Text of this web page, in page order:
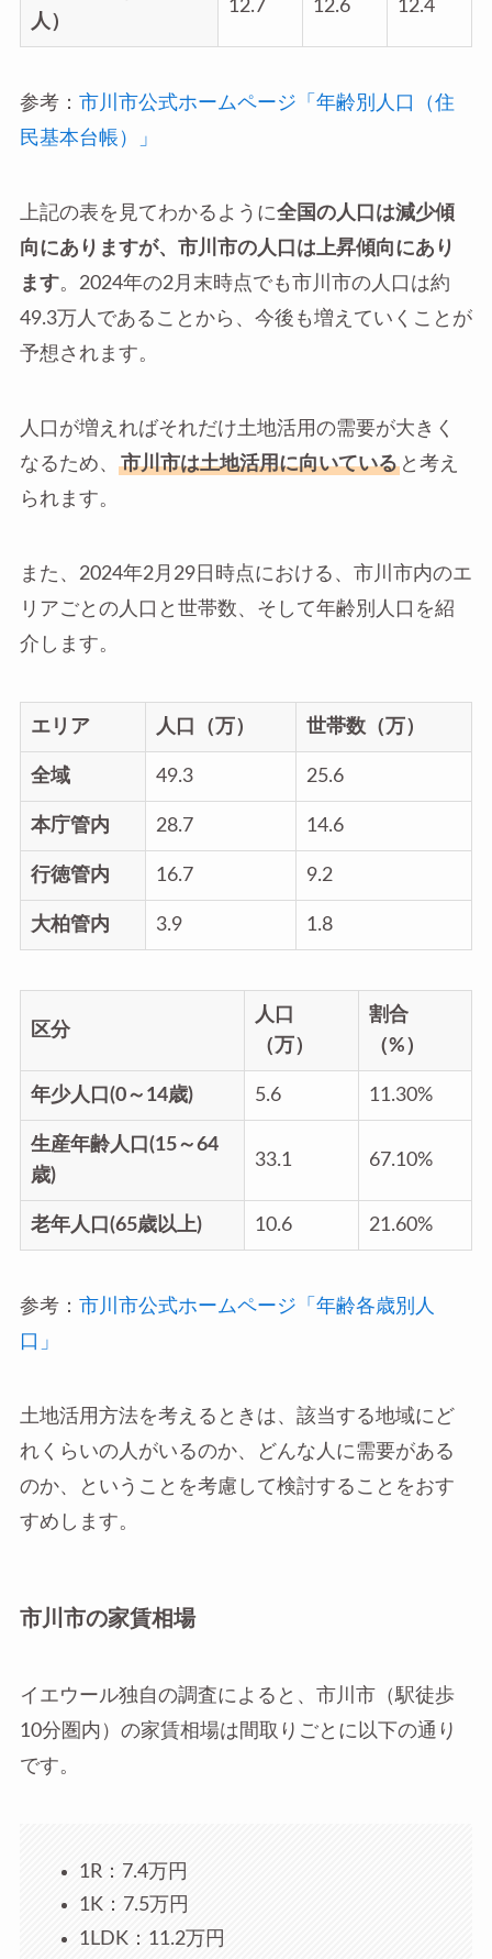
人）
12.7 12.6 12.4
参考： 市川市公式ホームページ「年齢別人口（住
民基本台帳）」
上記の表を見てわかるように全国の人口は減少傾
向にありますが、市川市の人口は上昇傾向にあり
ます。2024年の2月末時点でも市川市の人口は約
49.3万人であることから、今後も増えていくことが
予想されます。
人口が増えればそれだけ土地活用の需要が大きく
なるため、
市川市は土地活用に向いていると考え
られます。
また、2024年2月29日時点における、市川市内のエ
リアごとの人口と世帯数、そして年齢別人口を紹
介します。
エリア 人口（万） 世帯数（万）
全域 49.3 25.6
本庁管内 28.7 14.6
行徳管内 16.7 9.2
大柏管内 3.9 1.8
区分
人口
（万）
割合
（%）
年少人口(0～14歳) 5.6 11.30%
生産年齢人口(15～64
歳)
33.1 67.10%
老年人口(65歳以上) 10.6 21.60%
参考： 市川市公式ホームページ「年齢各歳別人
口」
土地活用方法を考えるときは、該当する地域にど
れくらいの人がいるのか、どんな人に需要がある
のか、ということを考慮して検討することをおす
すめします。
市川市の家賃相場
イエウール独自の調査によると、市川市（駅徒歩
10分圏内）の家賃相場は間取りごとに以下の通り
です。
1R：7.4万円
1K：7.5万円
1LDK：11.2万円